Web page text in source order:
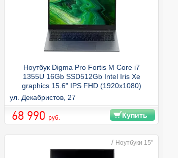
Ноутбук Digma Pro Fortis M Core i7
1355U 16Gb SSD512Gb Intel Iris Xe
graphics 15.6" IPS FHD (1920x1080)
Windows 11 Pro grey WiFi BT Cam
4250mAh (DN15P
ул. Декабристов, 27
68 990 руб. Купить
/ Ноутбуки 15"